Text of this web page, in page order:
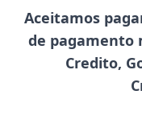
Aceitamos
de pagamento
Credito,